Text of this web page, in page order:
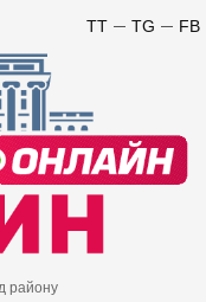
FB
TG
TT
району